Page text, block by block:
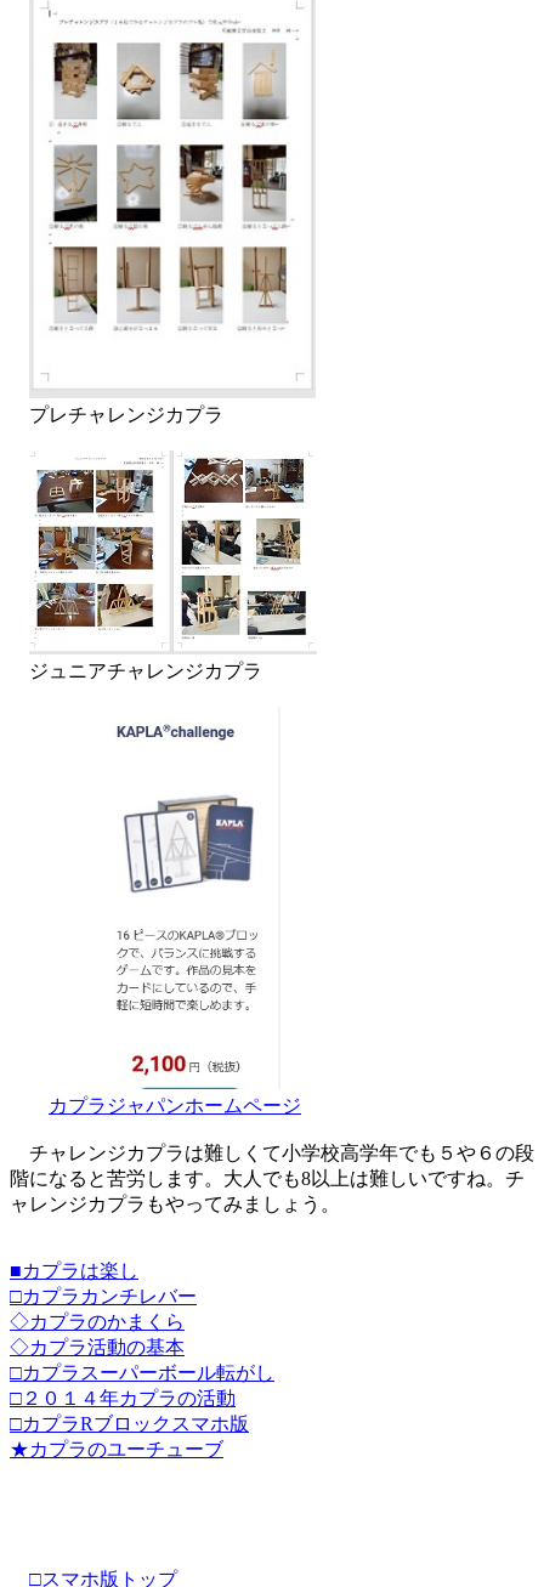
プレチャレンジカプラ
ジュニアチャレンジカプラ
カプラジャパンホームページ
チャレンジカプラは難しくて小学校高学年でも５や６の段
階になると苦労します。大人でも8以上は難しいですね。チ
ャレンジカプラもやってみましょう。
■カプラは楽し
□カプラカンチレバー
◇カプラのかまくら
◇カプラ活動の基本
□カプラスーパーボール転がし
□２０１４年カプラの活動
□カプラRブロックスマホ版
★カプラのユーチューブ
□スマホ版トップ